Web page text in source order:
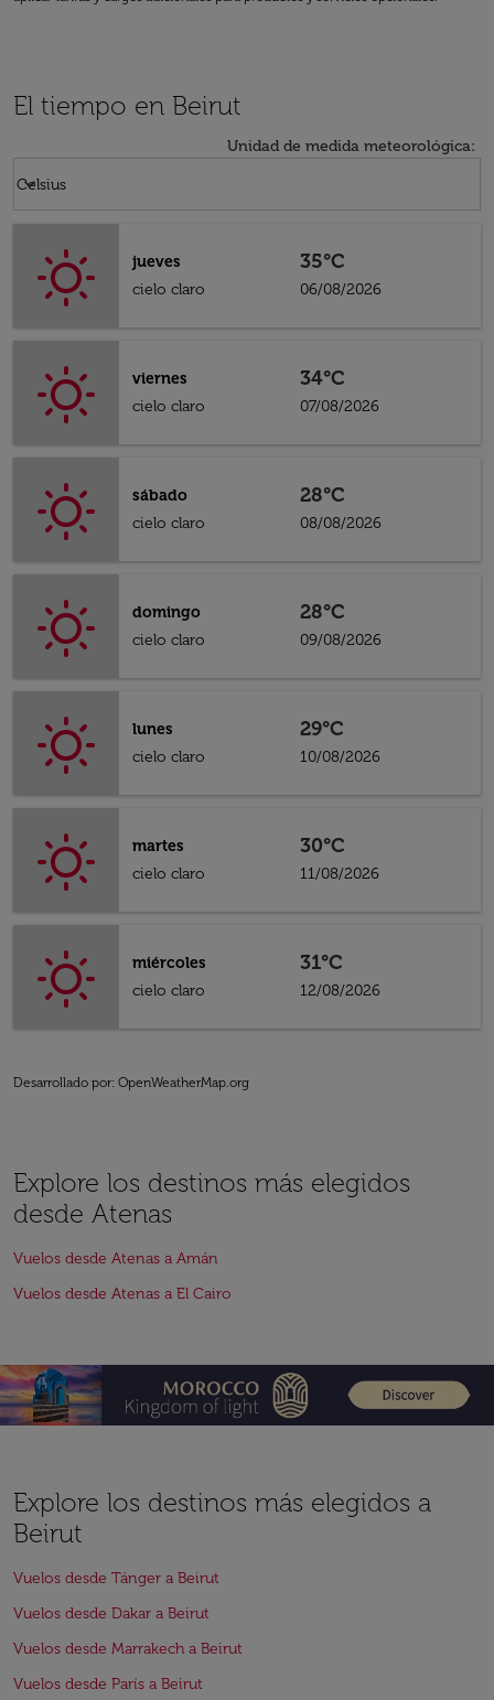
El tiempo en Beirut
Unidad de medida meteorológica:
Celsius
keyboard_arrow_down
jueves
cielo claro
35°C
06/08/2026
viernes
cielo claro
34°C
07/08/2026
sábado
cielo claro
28°C
08/08/2026
domingo
cielo claro
28°C
09/08/2026
lunes
cielo claro
29°C
10/08/2026
martes
cielo claro
30°C
11/08/2026
miércoles
cielo claro
31°C
12/08/2026
Desarrollado por: OpenWeatherMap.org
Explore los destinos más elegidos
desde Atenas
Vuelos desde Atenas a Amán
Vuelos desde Atenas a El Cairo
Explore los destinos más elegidos a
Beirut
Vuelos desde Tánger a Beirut
Vuelos desde Dakar a Beirut
Vuelos desde Marrakech a Beirut
Vuelos desde París a Beirut